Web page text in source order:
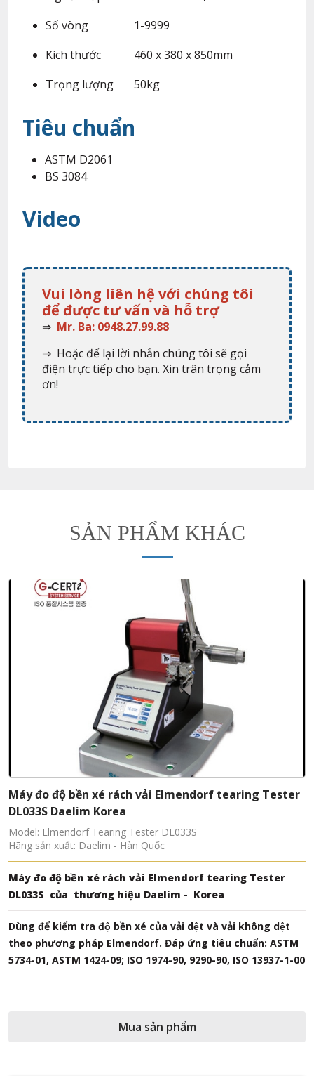
Số vòng
1-9999
Kích thước
460 x 380 x 850mm
Trọng lượng
50kg
Tiêu chuẩn
ASTM D2061
BS 3084
Video
Vui lòng liên hệ với chúng tôi
để được tư vấn và hỗ trợ
⇒ Mr. Ba: 0948.27.99.88
⇒ Hoặc để lại lời nhắn chúng tôi sẽ gọi
điện trực tiếp cho bạn. Xin trân trọng cảm
ơn!
SẢN PHẨM KHÁC
Thiết bị thử nghiệm độ bền cúc, nút bấm TF145
Model: Button Snap Pull Tester TF145
Hãng sản xuất: TESTEX-Trung Quốc
Máy thử kéo nút bấm, để xác định độ bền giữ hoặc đứt
của móc cài khuy cài có vòng ngạnh trên quần áo hoặc đồ
chơi, cũng như máy thử kéo nút áp dụng để kiểm tra độ
nén và độ bền kéo của các mẫu nhỏ (có sẵn các tệp đính
kèm đặc biệt). Tiêu chuẩn kiểm tra kéo nút bao gồm ASTM
F963, EN 71-1, v.v. Máy kiểm tra nút bấm sẽ giúp bạn rất
nhiều khi bạn thực hiện kiểm tra kéo và đẩy. Hãy đến và
Mua sản phẩm